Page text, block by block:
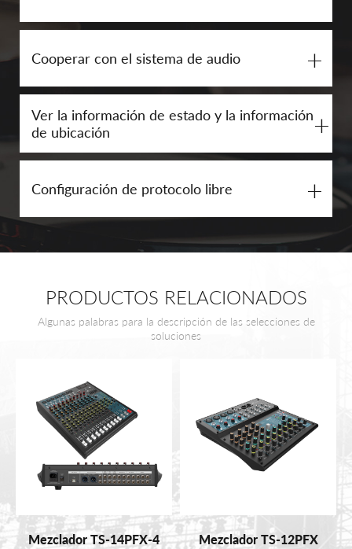
Cooperar con el sistema de audio +
Ver la información de estado y la información
de ubicación
+
Configuración de protocolo libre +
PRODUCTOS RELACIONADOS
Algunas palabras para la descripción de las selecciones de
soluciones
Mezclador TS-14PFX-4 Mezclador TS-12PFX